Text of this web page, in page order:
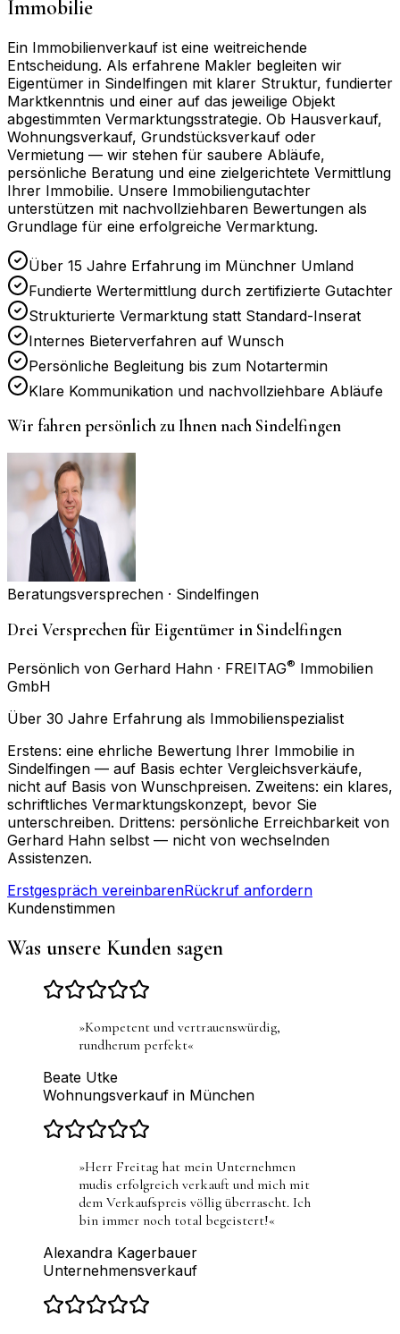
Immobilie
Ein Immobilienverkauf ist eine weitreichende
Entscheidung. Als erfahrene Makler begleiten wir
Eigentümer in Sindelfingen mit klarer Struktur, fundierter
Marktkenntnis und einer auf das jeweilige Objekt
abgestimmten Vermarktungsstrategie. Ob Hausverkauf,
Wohnungsverkauf, Grundstücksverkauf oder
Vermietung — wir stehen für saubere Abläufe,
persönliche Beratung und eine zielgerichtete Vermittlung
Ihrer Immobilie. Unsere Immobiliengutachter
unterstützen mit nachvollziehbaren Bewertungen als
Grundlage für eine erfolgreiche Vermarktung.
Über 15 Jahre Erfahrung im Münchner Umland
Fundierte Wertermittlung durch zertifizierte Gutachter
Strukturierte Vermarktung statt Standard-Inserat
Internes Bieterverfahren auf Wunsch
Persönliche Begleitung bis zum Notartermin
Klare Kommunikation und nachvollziehbare Abläufe
Wir fahren persönlich zu Ihnen nach Sindelfingen
Beratungsversprechen · Sindelfingen
Drei Versprechen für Eigentümer in Sindelfingen
Persönlich von Gerhard Hahn · FREITAG® Immobilien
GmbH
Über 30 Jahre Erfahrung als Immobilienspezialist
Erstens: eine ehrliche Bewertung Ihrer Immobilie in
Sindelfingen — auf Basis echter Vergleichsverkäufe,
nicht auf Basis von Wunschpreisen. Zweitens: ein klares,
schriftliches Vermarktungskonzept, bevor Sie
unterschreiben. Drittens: persönliche Erreichbarkeit von
Gerhard Hahn selbst — nicht von wechselnden
Assistenzen.
Erstgespräch vereinbarenRückruf anfordern
Kundenstimmen
Was unsere Kunden sagen
»Kompetent und vertrauenswürdig,
rundherum perfekt«
Beate Utke
Wohnungsverkauf in München
»Herr Freitag hat mein Unternehmen
mudis erfolgreich verkauft und mich mit
dem Verkaufspreis völlig überrascht. Ich
bin immer noch total begeistert!«
Alexandra Kagerbauer
Unternehmensverkauf